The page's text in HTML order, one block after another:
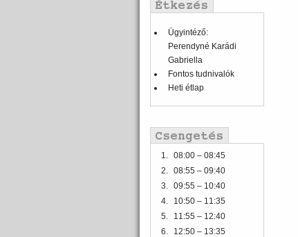
Ügyintéző:
Perendyné Karádi
Gabriella
Fontos tudnivalók
Heti étlap
1. 08:00 – 08:45
2. 08:55 – 09:40
3. 09:55 – 10:40
4.
10:50 – 11:35
5.
11:55 – 12:40
6.
12:50 – 13:35